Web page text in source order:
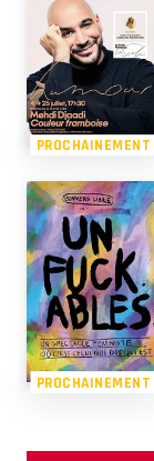
PROCHAINEMENT
PROCHAINEMENT